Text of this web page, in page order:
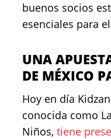
buenos socios
esenciales para
UNA
DE MÉXICO
Hoy en día
conocida como
Niños, tiene